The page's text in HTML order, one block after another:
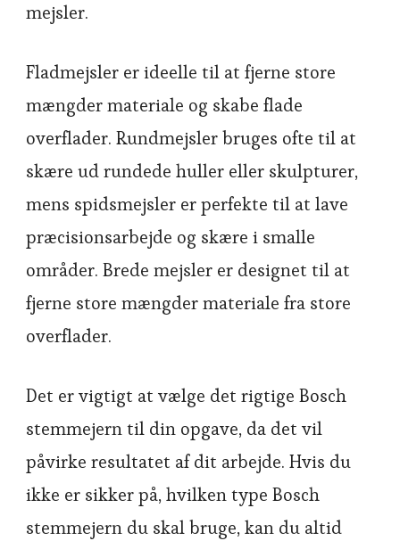
mejsler.
Fladmejsler er ideelle til at fjerne store
mængder materiale og skabe flade
overflader. Rundmejsler bruges ofte til at
skære ud rundede huller eller skulpturer,
mens spidsmejsler er perfekte til at lave
præcisionsarbejde og skære i smalle
områder. Brede mejsler er designet til at
fjerne store mængder materiale fra store
overflader.
Det er vigtigt at vælge det rigtige Bosch
stemmejern til din opgave, da det vil
påvirke resultatet af dit arbejde. Hvis du
ikke er sikker på, hvilken type Bosch
stemmejern du skal bruge, kan du altid